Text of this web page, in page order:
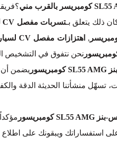
تسربات مفصل CV لسيارة مرسيدس-بنز SL55 AMG كومبريسور
, اهتزازات مفصل CV لسيارة مرسيدس-بنز SL55 AMG كومبريسور
نحن نتفوق في التشخيص
يضمن أن
تسهّل منشأتنا الحديثة الدقة
على استفساراتك ويبقونك على